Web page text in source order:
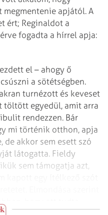
apjától. A
ért; Reginaldot a
fogadta a hírrel apja:
el – ahogy ő
a sötétségben.
turnézott és keveset
egyedül, amit arra
rendezzen. Bár
mi történik otthon, apja
de akkor sem esett szó
látogatta. Fieldy
sem támogatja azt,